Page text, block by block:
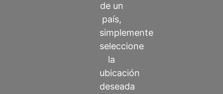
de un
país,
simplemente
seleccione
la
ubicación
deseada